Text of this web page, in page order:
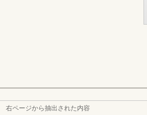
右ページから抽出された内容